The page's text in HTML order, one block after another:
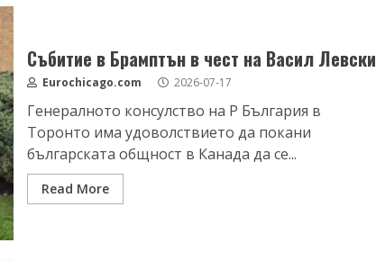
Събитие в Брамптън в чест на Васил Левски
Eurochicago.com 2026-07-17
Генералното консулство на Р България в
Торонто има удоволствието да покани
българската общност в Канада да се...
Read More